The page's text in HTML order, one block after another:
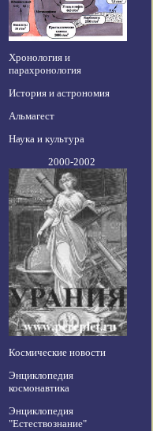
Хронология и
парахронология
История и астрономия
Альмагест
Наука и культура
2000-2002
Космические новости
Энциклопедия
космонавтика
Энциклопедия
"Естествознание"